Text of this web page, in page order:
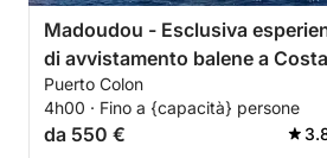
Madoudou - Esclusiva
di avvistamento balene a Costa
Adeje - Noleggio privato per 11
persone
Puerto Colon
4h00 · Fino a {capacità} persone
da 550 €